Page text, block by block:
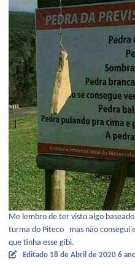
Me lembro de ter visto algo
turma do Piteco mas não consegui
que tinha esse gibi.
Editado 18 de Abril de 2020 6